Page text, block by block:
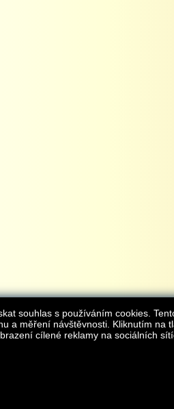
souhlas s používáním cookies.
a měření návštěvnosti. Kliknutím na
cílené reklamy na sociálních